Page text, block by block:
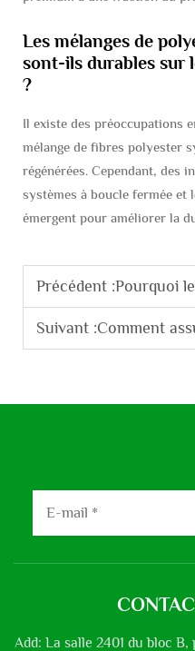
Les mélanges de
sont-ils durables sur
?
Il existe des préoccupations
mélange de fibres polyester
régénérées. Cependant, des
systèmes à boucle fermée et
émergent pour améliorer la
Précédent :Pourquoi le tissu TC est-il
Suivant :Comment assurer la stabilité de
Add: La salle 2401 du bloc